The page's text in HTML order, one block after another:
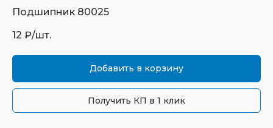
Подшипник 80025
12 ₽/шт.
Добавить в корзину
Получить КП в 1 клик